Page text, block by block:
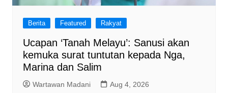
Berita Featured Rakyat
Ucapan ‘Tanah Melayu’: Sanusi akan
kemuka surat tuntutan kepada Nga,
Marina dan Salim
Wartawan Madani Aug 4, 2026